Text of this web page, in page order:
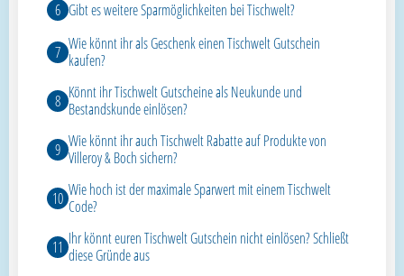
Gibt es weitere Sparmöglichkeiten bei Tischwelt?
Wie könnt ihr als Geschenk einen Tischwelt Gutschein
kaufen?
Könnt ihr Tischwelt Gutscheine als Neukunde und
Bestandskunde einlösen?
Wie könnt ihr auch Tischwelt Rabatte auf Produkte von
Villeroy & Boch sichern?
Wie hoch ist der maximale Sparwert mit einem Tischwelt
Code?
Ihr könnt euren Tischwelt Gutschein nicht einlösen? Schließt
diese Gründe aus